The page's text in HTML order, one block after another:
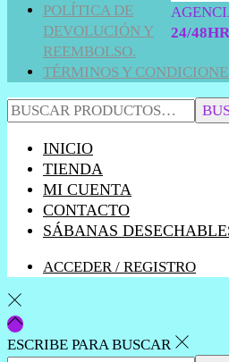
24/
POLÍTICA DE
DEVOLUCIÓN Y
REEMBOLSO.
TÉRMINOS Y
BÚSQUEDA
PARA:>
INICIO
TIENDA
MI CUENTA
CONTACTO
SÁBANAS
ACCEDER / REGISTRO
ESCRIBE PARA BUSCAR